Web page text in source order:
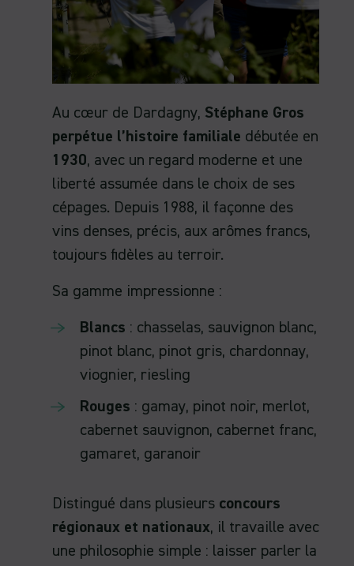
Au cœur de Dardagny, Stéphane Gros
perpétue l’histoire familiale débutée en
1930, avec un regard moderne et une
liberté assumée dans le choix de ses
cépages. Depuis 1988, il façonne des
vins denses, précis, aux arômes francs,
toujours fidèles au terroir.
Sa gamme impressionne :
Blancs : chasselas, sauvignon blanc,
pinot blanc, pinot gris, chardonnay,
viognier, riesling
Rouges : gamay, pinot noir, merlot,
cabernet sauvignon, cabernet franc,
gamaret, garanoir
Distingué dans plusieurs concours
régionaux et nationaux, il travaille avec
une philosophie simple : laisser parler la